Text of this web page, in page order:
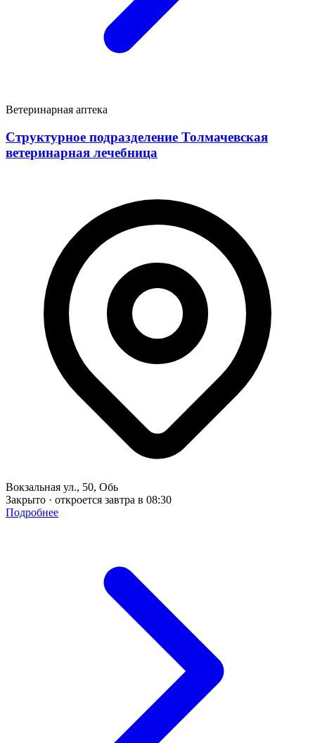
Ветеринарная аптека
Структурное подразделение Толмачевская
ветеринарная лечебница
Вокзальная ул., 50, Обь
Закрыто · откроется завтра в 08:30
Подробнее